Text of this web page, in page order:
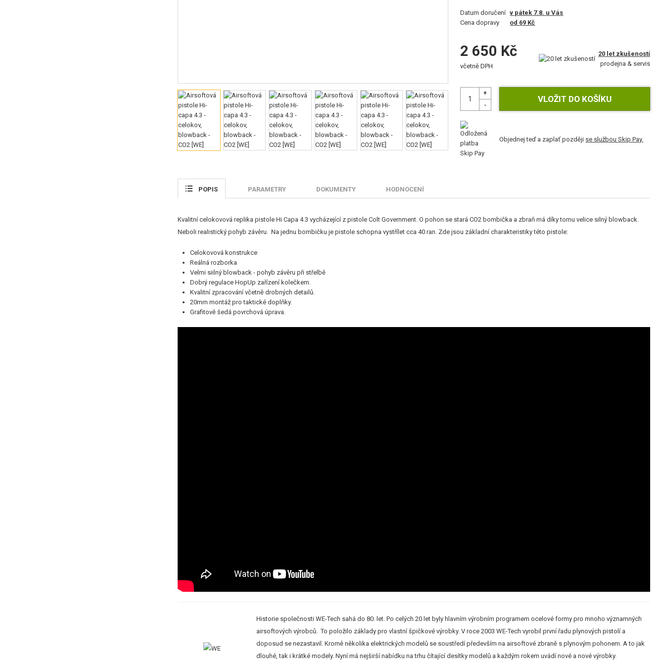
Datum doručení v pátek 7.8. u Vás
Cena dopravy
od 69 Kč
2 650 Kč
včetně DPH
20 let zkušeností
prodejna & servis
Objednej teď a zaplať později se službou Skip Pay.
POPIS PARAMETRY DOKUMENTY HODNOCENÍ
Kvalitní celokovová replika pistole Hi Capa 4.3 vycházející z pistole Colt Government. O pohon se stará CO2 bombička a zbraň má díky tomu velice silný blowback.
Neboli realistický pohyb závěru. Na jednu bombičku je pistole schopna vystřílet cca 40 ran. Zde jsou základní charakteristiky této pistole:
Celokovová konstrukce
Reálná rozborka
Velmi siilný blowback - pohyb závěru při střelbě
Dobrý regulace HopUp zařízení kolečkem.
Kvalitní zpracování včetně drobných detailů.
20mm montáž pro taktické doplňky.
Grafitově šedá povrchová úprava.
Historie společnosti WE-Tech sahá do 80. let. Po celých 20 let byly hlavním výrobním programem ocelové formy pro mnoho významných
airsoftových výrobců. To položilo základy pro vlastní špičkové výrobky. V roce 2003 WE-Tech vyrobil první řadu plynových pistolí a
doposud se nezastavil. Kromě několika elektrických modelů se soustředí především na airsoftové zbraně s plynovým pohonem. A to jak
dlouhé, tak i krátké modely. Nyní má nejširší nabídku na trhu čítající desítky modelů a každým rokem uvádí nové a nové výrobky.